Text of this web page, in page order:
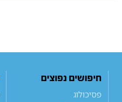
חיפושים נפוצים
פסיכולוג